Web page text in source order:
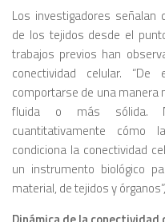
Los investigadores señalan
de los tejidos desde el
trabajos previos han
conectividad celular.
comportarse de una manera
fluida o más sólida.
cuantitativamente cómo
condiciona la conectividad
un instrumento biológico
material, de tejidos y